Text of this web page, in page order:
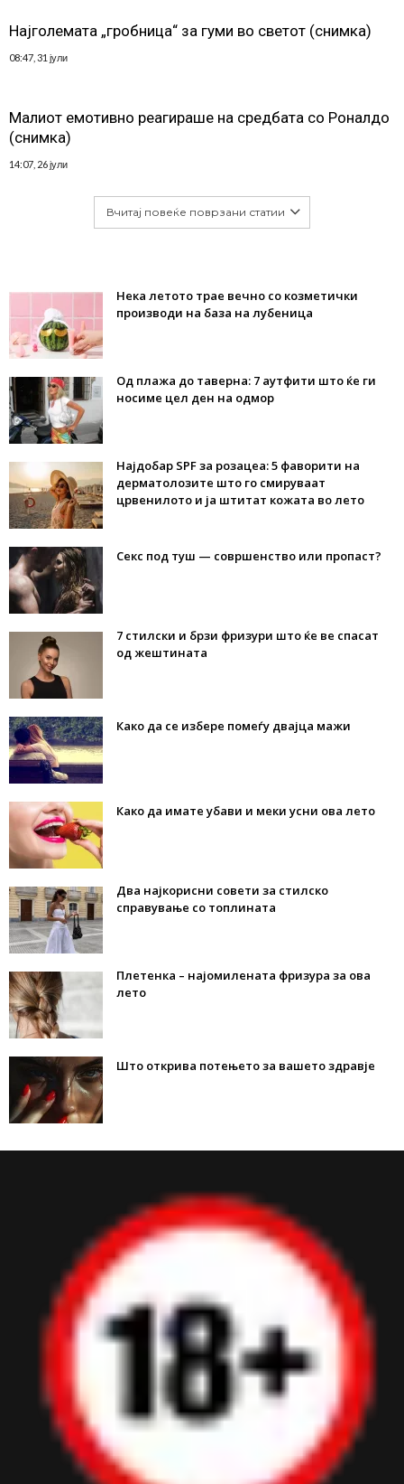
Најголемата „гробница“ за гуми во светот (снимка)
08:47, 31 јули
Малиот емотивно реагираше на средбата со Роналдо
(снимка)
14:07, 26 јули
Вчитај повеќе поврзани статии
Нека летото трае вечно со козметички
производи на база на лубеница
Од плажа до таверна: 7 аутфити што ќе ги
носиме цел ден на одмор
Најдобар SPF за розацеа: 5 фаворити на
дерматолозите што го смируваат
црвенилото и ја штитат кожата во лето
Секс под туш — совршенство или пропаст?
7 стилски и брзи фризури што ќе ве спасат
од жештината
Како да се избере помеѓу двајца мажи
Како да имате убави и меки усни ова лето
Два најкорисни совети за стилско
справување со топлината
Плетенка – најомилената фризура за ова
лето
Што открива потењето за вашето здравје